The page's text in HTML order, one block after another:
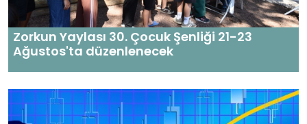
Zorkun Yaylası 30. Çocuk Şenliği 21-23
Ağustos'ta düzenlenecek